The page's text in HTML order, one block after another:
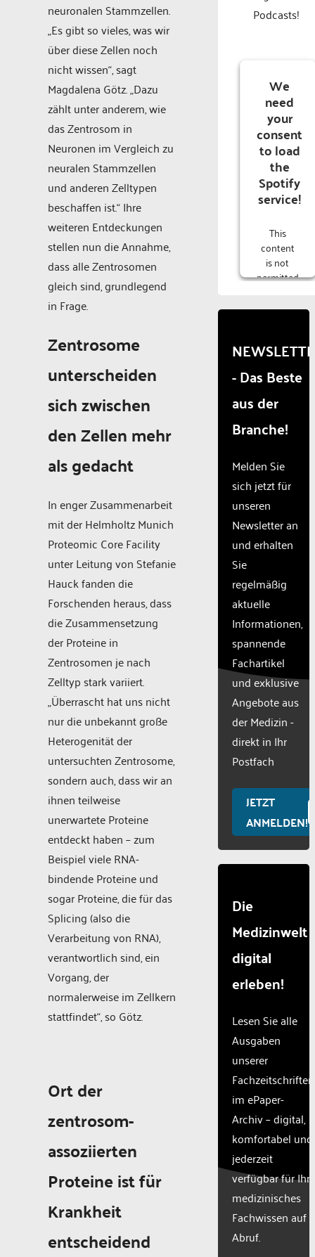
neuronalen Stammzellen.
„Es gibt so vieles, was wir
über diese Zellen noch
nicht wissen“, sagt
Magdalena Götz. „Dazu
zählt unter anderem, wie
das Zentrosom in
Neuronen im Vergleich zu
neuralen Stammzellen
und anderen Zelltypen
beschaffen ist.“ Ihre
weiteren Entdeckungen
stellen nun die Annahme,
dass alle Zentrosomen
gleich sind, grundlegend
in Frage.
Zentrosome
unterscheiden
sich zwischen
den Zellen mehr
als gedacht
In enger Zusammenarbeit
mit der Helmholtz Munich
Proteomic Core Facility
unter Leitung von Stefanie
Hauck fanden die
Forschenden heraus, dass
die Zusammensetzung
der Proteine in
Zentrosomen je nach
Zelltyp stark variiert.
„Überrascht hat uns nicht
nur die unbekannt große
Heterogenität der
untersuchten Zentrosome,
sondern auch, dass wir an
ihnen teilweise
unerwartete Proteine
entdeckt haben – zum
Beispiel viele RNA-
bindende Proteine und
sogar Proteine, die für das
Splicing (also die
Verarbeitung von RNA),
verantwortlich sind, ein
Vorgang, der
normalerweise im Zellkern
stattfindet“, so Götz.
Ort der
zentrosom-
assoziierten
Proteine ist für
Krankheit
entscheidend
Podcasts!
We
need
your
consent
to load
the
Spotify
service!
This
content
is not
permitted
due to
not
to the
visitor.
The
website
owner
setup the
site with
to add
this
content
technologies
used.
by
Consent
Platform
- Das Beste
aus der
Branche!
Melden Sie
sich jetzt für
unseren
Newsletter an
und erhalten
Sie
regelmäßig
aktuelle
Informationen,
spannende
Fachartikel
und exklusive
Angebote aus
der Medizin -
direkt in Ihr
Postfach
JETZT
ANMELDEN!
Die
Medizinwelt
digital
erleben!
Lesen Sie alle
Ausgaben
unserer
Fachzeitschriften
im ePaper-
Archiv – digital,
komfortabel und
jederzeit
verfügbar für Ihr
medizinisches
Fachwissen auf
Abruf.